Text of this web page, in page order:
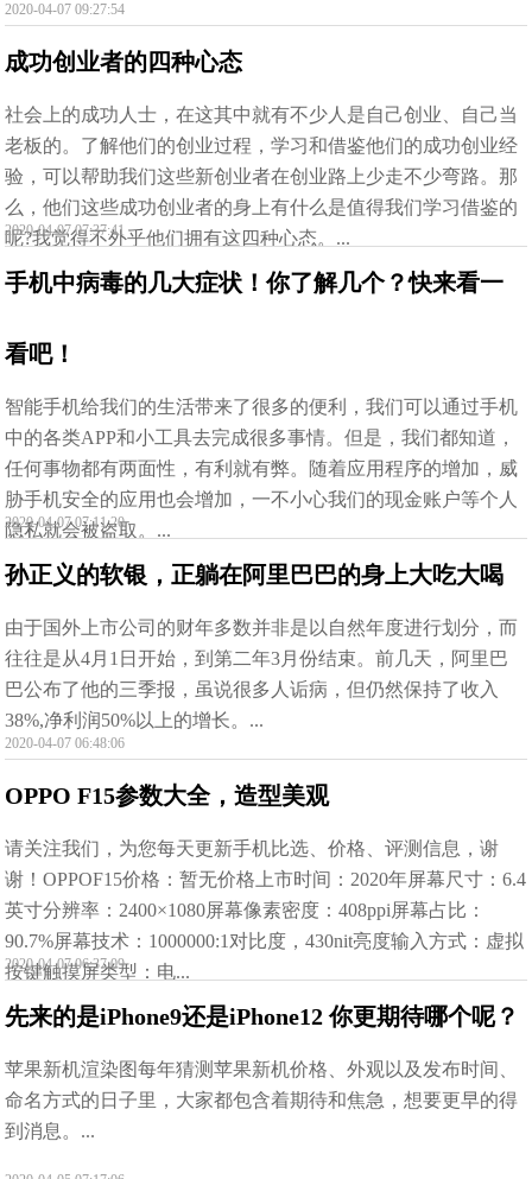
2020-04-07 09:27:54
成功创业者的四种心态
社会上的成功人士，在这其中就有不少人是自己创业、自己当
老板的。了解他们的创业过程，学习和借鉴他们的成功创业经
验，可以帮助我们这些新创业者在创业路上少走不少弯路。那
么，他们这些成功创业者的身上有什么是值得我们学习借鉴的
呢?我觉得不外乎他们拥有这四种心态。...
2020-04-07 07:37:41
手机中病毒的几大症状！你了解几个？快来看一
看吧！
智能手机给我们的生活带来了很多的便利，我们可以通过手机
中的各类APP和小工具去完成很多事情。但是，我们都知道，
任何事物都有两面性，有利就有弊。随着应用程序的增加，威
胁手机安全的应用也会增加，一不小心我们的现金账户等个人
隐私就会被盗取。...
2020-04-07 07:11:20
孙正义的软银，正躺在阿里巴巴的身上大吃大喝
由于国外上市公司的财年多数并非是以自然年度进行划分，而
往往是从4月1日开始，到第二年3月份结束。前几天，阿里巴
巴公布了他的三季报，虽说很多人诟病，但仍然保持了收入
38%,净利润50%以上的增长。...
2020-04-07 06:48:06
OPPO F15参数大全，造型美观
请关注我们，为您每天更新手机比选、价格、评测信息，谢
谢！OPPOF15价格：暂无价格上市时间：2020年屏幕尺寸：6.4
英寸分辨率：2400×1080屏幕像素密度：408ppi屏幕占比：
90.7%屏幕技术：1000000:1对比度，430nit亮度输入方式：虚拟
按键触摸屏类型：电...
2020-04-07 06:37:09
先来的是iPhone9还是iPhone12 你更期待哪个呢？
苹果新机渲染图每年猜测苹果新机价格、外观以及发布时间、
命名方式的日子里，大家都包含着期待和焦急，想要更早的得
到消息。...